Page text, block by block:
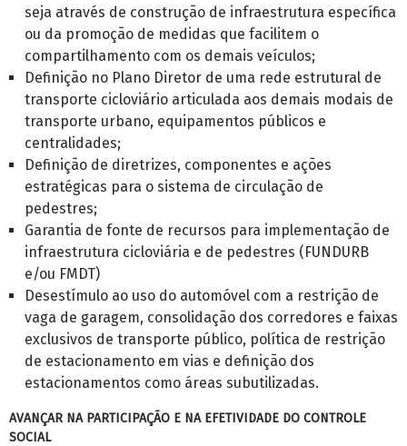
seja através de construção de infraestrutura específica
ou da promoção de medidas que facilitem o
compartilhamento com os demais veículos;
Definição no Plano Diretor de uma rede estrutural de
transporte cicloviário articulada aos demais modais de
transporte urbano, equipamentos públicos e
centralidades;
Definição de diretrizes, componentes e ações
estratégicas para o sistema de circulação de
pedestres;
Garantia de fonte de recursos para implementação de
infraestrutura cicloviária e de pedestres (FUNDURB
e/ou FMDT)
Desestímulo ao uso do automóvel com a restrição de
vaga de garagem, consolidação dos corredores e faixas
exclusivos de transporte público, política de restrição
de estacionamento em vias e definição dos
estacionamentos como áreas subutilizadas.
AVANÇAR NA PARTICIPAÇÃO E NA EFETIVIDADE DO CONTROLE
SOCIAL